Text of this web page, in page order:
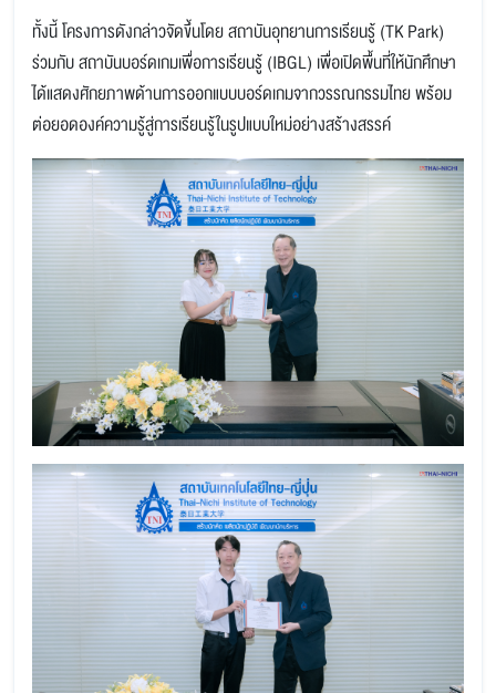
ทั้งนี้ โครงการดังกล่าวจัดขึ้นโดย สถาบันอุทยานการเรียนรู้ (TK Park)
ร่วมกับ สถาบันบอร์ดเกมเพื่อการเรียนรู้ (IBGL) เพื่อเปิดพื้นที่ให้นักศึกษา
ได้แสดงศักยภาพด้านการออกแบบบอร์ดเกมจากวรรณกรรมไทย พร้อม
ต่อยอดองค์ความรู้สู่การเรียนรู้ในรูปแบบใหม่อย่างสร้างสรรค์